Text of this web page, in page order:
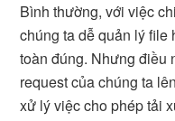
Bình thường, với việc
chúng ta dễ quản lý
toàn đúng. Nhưng điều
request của chúng ta
xử lý việc cho phép tải